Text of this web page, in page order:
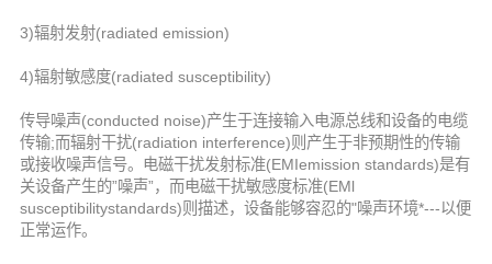
3)辐射发射(radiated emission)
4)辐射敏感度(radiated susceptibility)
传导噪声(conducted noise)产生于连接输入电源总线和设备的电缆
传输;而辐射干扰(radiation interference)则产生于非预期性的传输
或接收噪声信号。电磁干扰发射标准(EMIemission standards)是有
关设备产生的”噪声”，而电磁干扰敏感度标准(EMl
susceptibilitystandards)则描述，设备能够容忍的"噪声环境*---以便
正常运作。